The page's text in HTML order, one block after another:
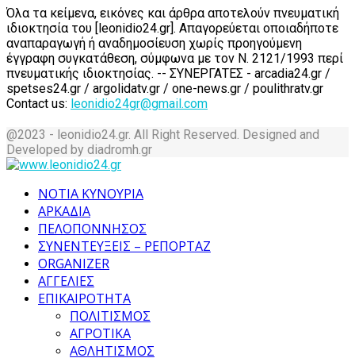
Όλα τα κείμενα, εικόνες και άρθρα αποτελούν πνευματική
ιδιοκτησία του [leonidio24.gr]. Απαγορεύεται οποιαδήποτε
αναπαραγωγή ή αναδημοσίευση χωρίς προηγούμενη
έγγραφη συγκατάθεση, σύμφωνα με τον Ν. 2121/1993 περί
πνευματικής ιδιοκτησίας. -- ΣΥΝΕΡΓΑΤΕΣ - arcadia24.gr /
spetses24.gr / argolidatv.gr / one-news.gr / poulithratv.gr
Contact us: leonidio24gr@gmail.com
@2023 - leonidio24.gr. All Right Reserved. Designed and
Developed by diadromh.gr
ΝΟΤΙΑ ΚΥΝΟΥΡΙΑ
ΑΡΚΑΔΙΑ
ΠΕΛΟΠΟΝΝΗΣΟΣ
ΣΥΝΕΝΤΕΥΞΕΙΣ – ΡΕΠΟΡΤΑΖ
ORGANIZER
ΑΓΓΕΛΙΕΣ
ΕΠΙΚΑΙΡΟΤΗΤΑ
ΠΟΛΙΤΙΣΜΟΣ
ΑΓΡΟΤΙΚΑ
ΑΘΛΗΤΙΣΜΟΣ